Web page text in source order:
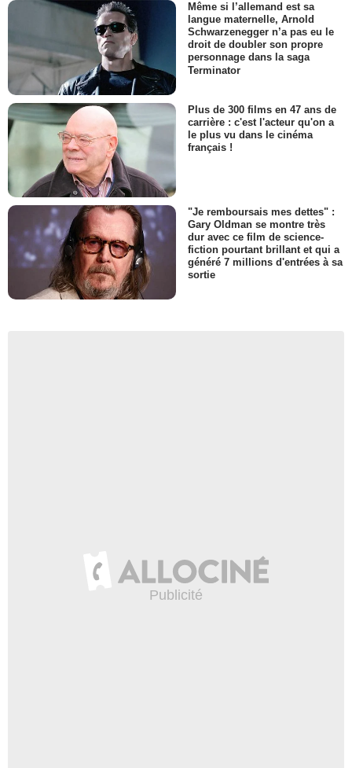
Même si l’allemand est sa
langue maternelle, Arnold
Schwarzenegger n’a pas eu le
droit de doubler son propre
personnage dans la saga
Terminator
Plus de 300 films en 47 ans de
carrière : c'est l'acteur qu'on a
le plus vu dans le cinéma
français !
"Je remboursais mes dettes" :
Gary Oldman se montre très
dur avec ce film de science-
fiction pourtant brillant et qui a
généré 7 millions d'entrées à sa
sortie